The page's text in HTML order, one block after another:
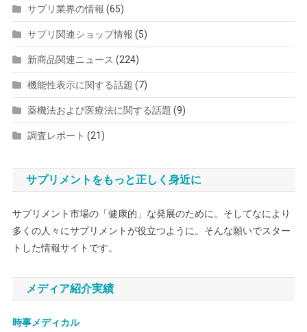
サプリ業界の情報 (65)
サプリ関連ショップ情報 (5)
新商品関連ニュース (224)
機能性表示に関する話題 (7)
薬機法および医療法に関する話題 (9)
調査レポート (21)
サプリメントをもっと正しく身近に
サプリメント市場の「健康的」な発展のために。そしてなにより
多くの人々にサプリメントが役立つように。そんな願いでスター
トした情報サイトです。
メディア紹介実績
時事メディカル